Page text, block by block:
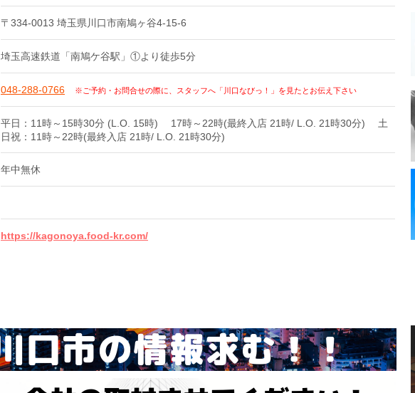
〒334-0013 埼玉県川口市南鳩ヶ谷4-15-6
埼玉高速鉄道「南鳩ケ谷駅」①より徒歩5分
048-288-0766 ※ご予約・お問合せの際に、スタッフへ「川口なびっ！」を見たとお伝え下さい
平日：11時～15時30分 (L.O. 15時) 17時～22時(最終入店 21時/ L.O. 21時30分) 土
日祝：11時～22時(最終入店 21時/ L.O. 21時30分)
年中無休
https://kagonoya.food-kr.com/